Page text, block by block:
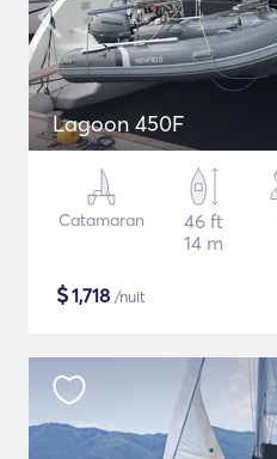
Lagoon 450F
Catamaran
46 ft
14 m
$1,718 /nuit